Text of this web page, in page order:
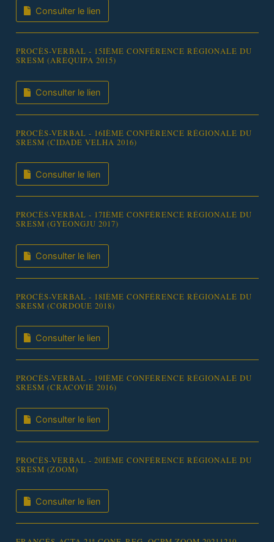
Consulter le lien
PROCÈS-VERBAL - 15IÈME CONFÉRENCE RÉGIONALE DU
SRESM (AREQUIPA 2015)
Consulter le lien
PROCÈS-VERBAL - 16IÈME CONFÉRENCE RÉGIONALE DU
SRESM (CIDADE VELHA 2016)
Consulter le lien
PROCÈS-VERBAL - 17IÈME CONFÉRENCE RÉGIONALE DU
SRESM (GYEONGJU 2017)
Consulter le lien
PROCÈS-VERBAL - 18IÈME CONFÉRENCE RÉGIONALE DU
SRESM (CORDOUE 2018)
Consulter le lien
PROCÈS-VERBAL - 19IÈME CONFÉRENCE RÉGIONALE DU
SRESM (CRACOVIE 2016)
Consulter le lien
PROCÈS-VERBAL - 20IÈME CONFÉRENCE RÉGIONALE DU
SRESM (ZOOM)
Consulter le lien